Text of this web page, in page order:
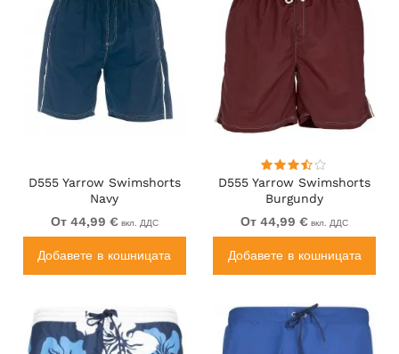
D555 Yarrow Swimshorts
Navy
От 44,99 € вкл. ДДС
Добавете в кошницата
D555 Yarrow Swimshorts
Burgundy
От 44,99 € вкл. ДДС
Добавете в кошницата